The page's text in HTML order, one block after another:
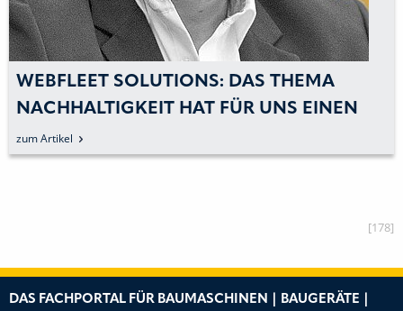
WEBFLEET SOLUTIONS: DAS THEMA
NACHHALTIGKEIT HAT FÜR UNS EINEN
HOHEN STELLENWERT
zum Artikel
[178]
DAS FACHPORTAL FÜR BAUMASCHINEN | BAUGERÄTE |